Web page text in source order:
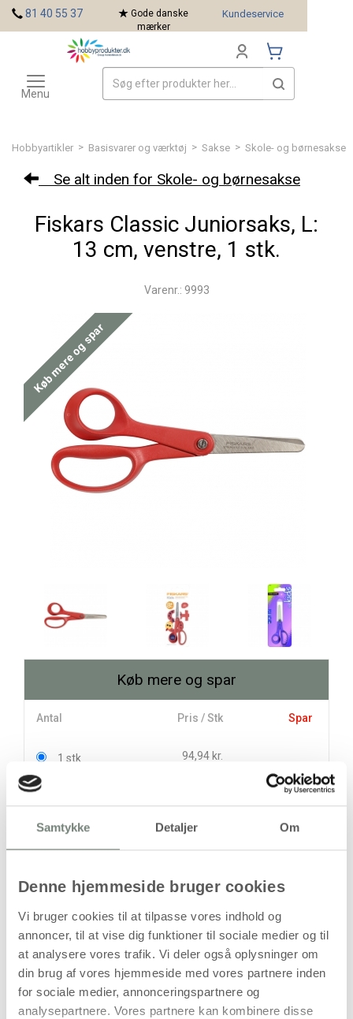
Samtykke Detaljer Om
Denne hjemmeside bruger cookies
Vi bruger cookies til at tilpasse vores indhold og
annoncer, til at vise dig funktioner til sociale medier og til
at analysere vores trafik. Vi deler også oplysninger om
din brug af vores hjemmeside med vores partnere inden
for sociale medier, annonceringspartnere og
analysepartnere. Vores partnere kan kombinere disse
Hobbyartikler > Basisvarer og værktøj > Sakse > Skole- og børnesakse
Se alt inden for Skole- og børnesakse
Fiskars Classic Juniorsaks, L:
13 cm, venstre, 1 stk.
Varenr.: 9993
Køb mere og spar
Køb mere og spar
Antal Pris / Stk Spar
1 stk 94,94 kr.
189,38 kr.
(75,95kr.ekskl. moms)
Leveringsomkostninger
Læg i kurven
Din bestilling er først bindende,
når vi har bekræftet din ordre.
81 40 55 37
Gode danske
mærker
Kundeservice
Toggle
navigation
Menu
Mærker